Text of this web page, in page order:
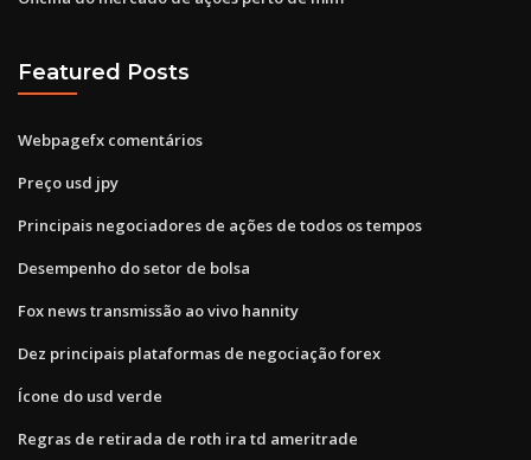
Featured Posts
Webpagefx comentários
Preço usd jpy
Principais negociadores de ações de todos os tempos
Desempenho do setor de bolsa
Fox news transmissão ao vivo hannity
Dez principais plataformas de negociação forex
Ícone do usd verde
Regras de retirada de roth ira td ameritrade